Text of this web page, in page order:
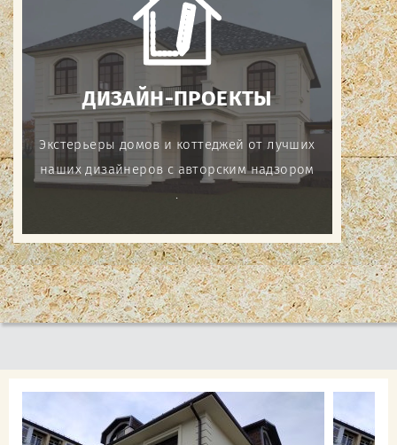
ДИЗАЙН-ПРОЕКТЫ
Экстерьеры домов и коттеджей от лучших
наших дизайнеров с авторским надзором
.